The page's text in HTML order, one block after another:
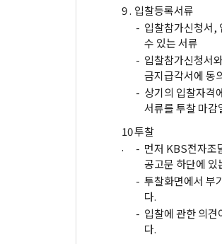
9 . 입찰등록서류
- 입찰참가신청서,
수 있는 서류
- 입찰참가신청서
금지급각서에 동
- 상기의 입찰자격
서류를 투찰 마
10
.
투찰
- 먼저 KBS전자조
공고문 하단에 있
- 투찰화면에서 부
다.
- 입찰에 관한 의
다.